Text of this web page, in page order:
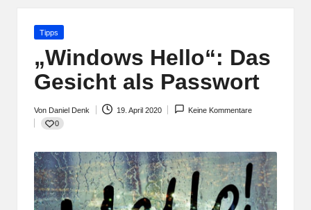
Alles
Apple,
Smart‑Home,
Kopfhörern
Posted
Tipps
„Windows Hello“: Das
Gesicht als Passwort
Posted
by
Von Daniel Denk 19. April 2020
Keine Kommentare
0